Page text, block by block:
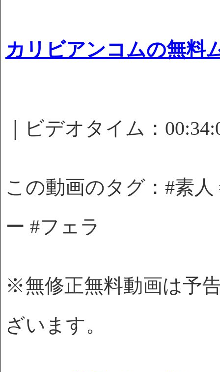
カリビアンコムの無料
｜ビデオタイム：
この動画のタグ：#素
ー #フェラ
※無修正無料動画は予
ざいます。